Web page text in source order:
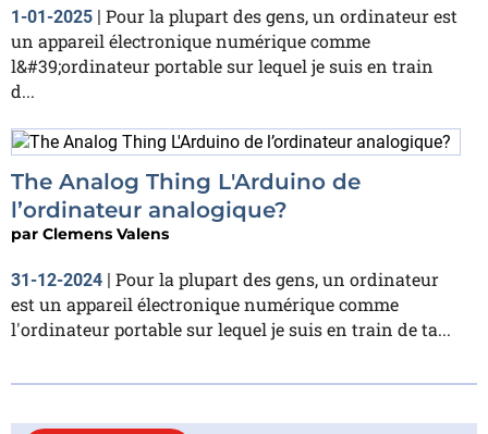
1-01-2025 | Pour la plupart des gens, un ordinateur est
un appareil électronique numérique comme
l&#39;ordinateur portable sur lequel je suis en train
d...
The Analog Thing L'Arduino de
l’ordinateur analogique?
par Clemens Valens
31-12-2024 | Pour la plupart des gens, un ordinateur
est un appareil électronique numérique comme
l'ordinateur portable sur lequel je suis en train de ta...